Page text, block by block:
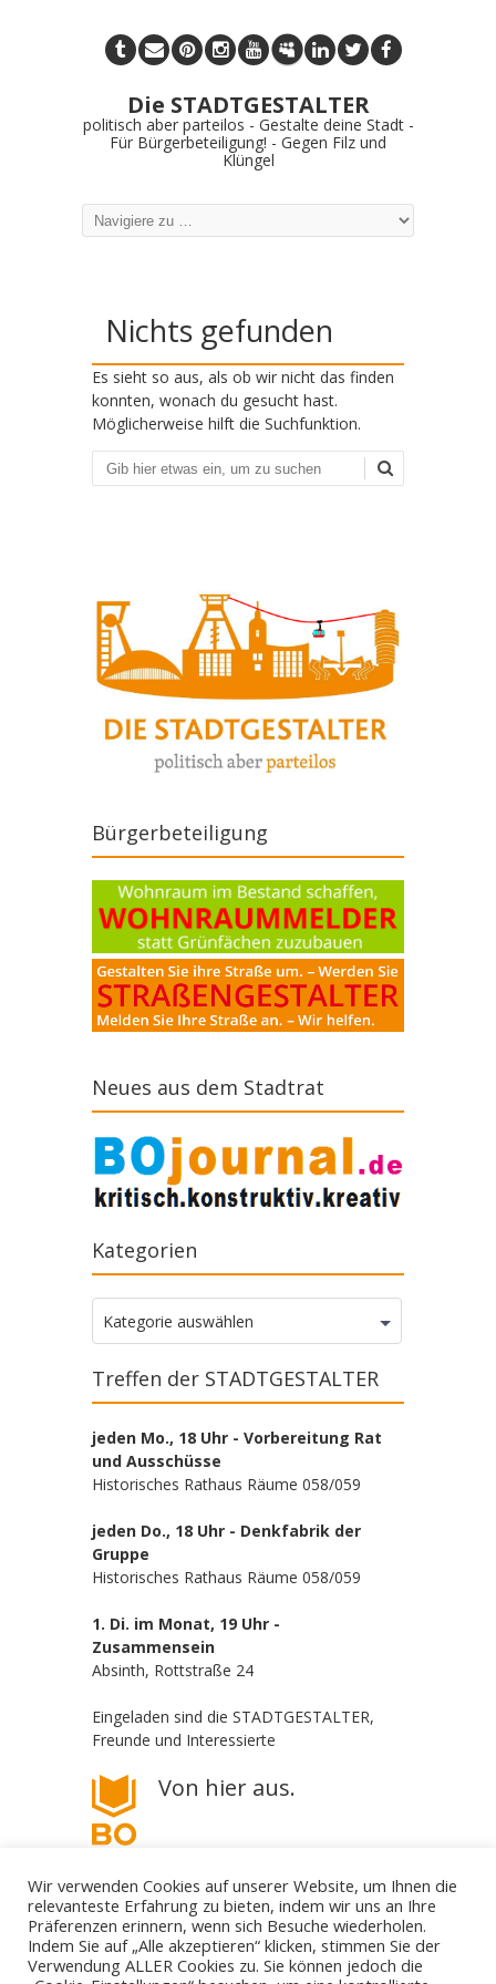
Die STADTGESTALTER
politisch aber parteilos - Gestalte deine Stadt -
Für Bürgerbeteiligung! - Gegen Filz und
Klüngel
Nichts gefunden
Es sieht so aus, als ob wir nicht das finden
konnten, wonach du gesucht hast.
Möglicherweise hilft die Suchfunktion.
Suchen
Bürgerbeteiligung
Neues aus dem Stadtrat
Kategorien
Kategorien
Kategorie auswählen
Treffen der STADTGESTALTER
jeden Mo., 18 Uhr - Vorbereitung Rat
und Ausschüsse
Historisches Rathaus Räume 058/059
jeden Do., 18 Uhr - Denkfabrik der
Gruppe
Historisches Rathaus Räume 058/059
1. Di. im Monat, 19 Uhr -
Zusammensein
Absinth, Rottstraße 24
Eingeladen sind die STADTGESTALTER,
Freunde und Interessierte
Von hier aus.
Wir verwenden Cookies auf unserer Website, um Ihnen die
relevanteste Erfahrung zu bieten, indem wir uns an Ihre
Präferenzen erinnern, wenn sich Besuche wiederholen.
Indem Sie auf „Alle akzeptieren“ klicken, stimmen Sie der
Verwendung ALLER Cookies zu. Sie können jedoch die